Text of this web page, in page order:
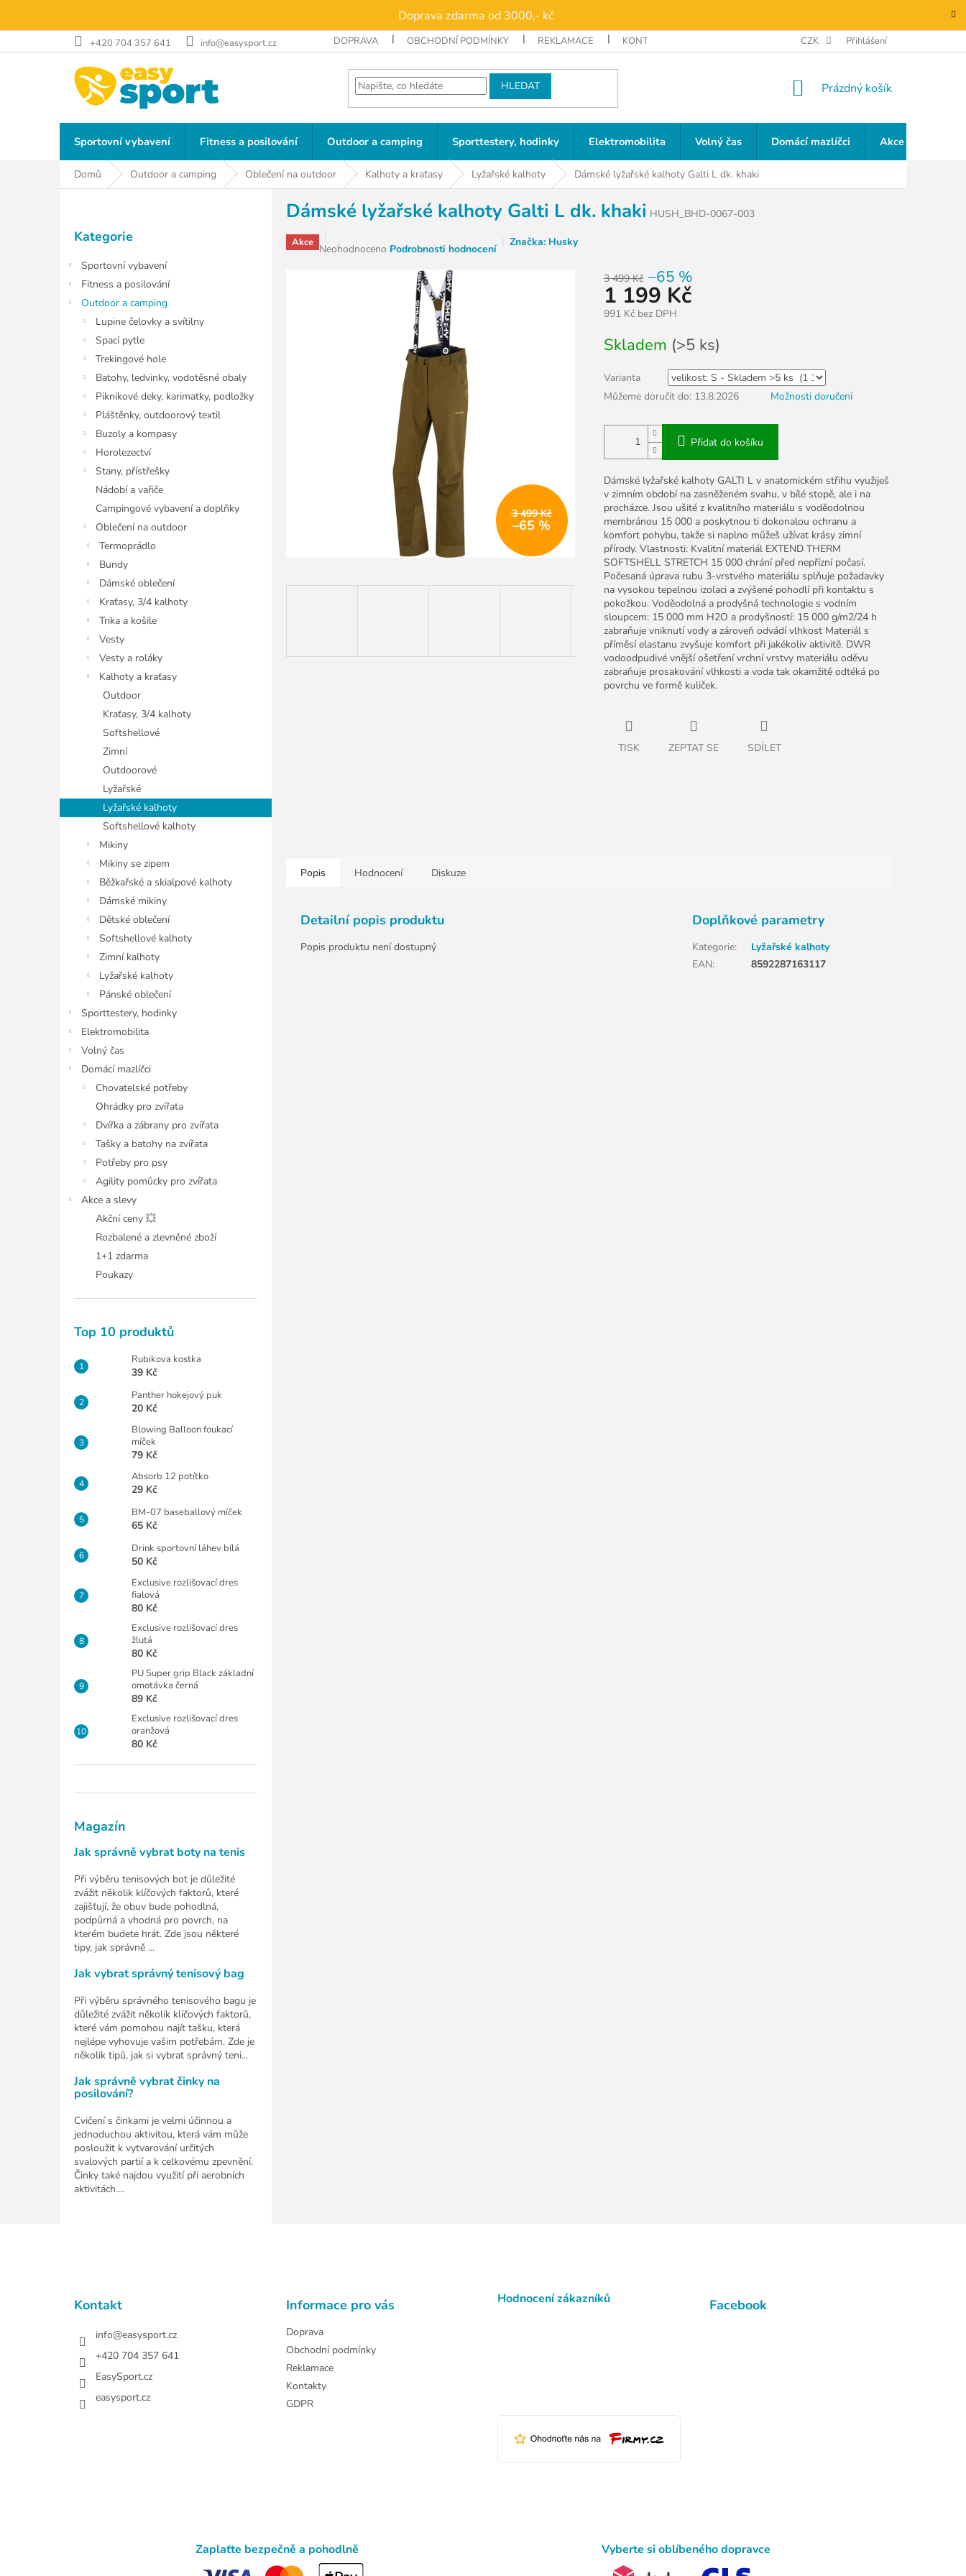
obsah
Doprava zdarma od 3000,- kč
+420 704 357 641 info@easysport.cz DOPRAVA OBCHODNÍ PODMÍNKY REKLAMACE KONTAKTY CZK Přihlášení
HLEDAT
NÁKUPNÍ
Prázdný košík
Sportovní vybavení Fitness a posilování Outdoor a camping Sporttestery, hodinky Elektromobilita Volný čas Domácí mazlíčci Akce a slevy
Domů Outdoor a camping Oblečení na outdoor Kalhoty a kraťasy Lyžařské kalhoty Dámské lyžařské kalhoty Galti L dk. khaki
P
kategorie
Kategorie
Sportovní vybavení
Fitness a posilování
Outdoor a camping
Lupine čelovky a svítilny
Spací pytle
Trekingové hole
Batohy, ledvinky, vodotěsné obaly
Piknikové deky, karimatky, podložky
Pláštěnky, outdoorový textil
Buzoly a kompasy
Horolezectví
Stany, přístřešky
Nádobí a vařiče
Campingové vybavení a doplňky
Oblečení na outdoor
Termoprádlo
Bundy
Dámské oblečení
Kraťasy, 3/4 kalhoty
Trika a košile
Vesty
Vesty a roláky
Kalhoty a kraťasy
Outdoor
Kraťasy, 3/4 kalhoty
Softshellové
Zimní
Outdoorové
Lyžařské
Lyžařské kalhoty
Softshellové kalhoty
Mikiny
Mikiny se zipem
Běžkařské a skialpové kalhoty
Dámské mikiny
Dětské oblečení
Softshellové kalhoty
Zimní kalhoty
Lyžařské kalhoty
Pánské oblečení
Sporttestery, hodinky
Elektromobilita
Volný čas
Domácí mazlíčci
Chovatelské potřeby
Ohrádky pro zvířata
Dvířka a zábrany pro zvířata
Tašky a batohy na zvířata
Potřeby pro psy
Agility pomůcky pro zvířata
Akce a slevy
Akční ceny 💥
Rozbalené a zlevněné zboží
1+1 zdarma
Poukazy
Top 10 produktů
Rubikova kostka
39 Kč
Panther hokejový puk
20 Kč
Blowing Balloon foukací
míček
79 Kč
Absorb 12 potítko
29 Kč
BM-07 baseballový míček
65 Kč
Drink sportovní láhev bílá
50 Kč
Exclusive rozlišovací dres
fialová
80 Kč
Exclusive rozlišovací dres
žlutá
80 Kč
PU Super grip Black základní
omotávka černá
89 Kč
Exclusive rozlišovací dres
oranžová
80 Kč
Magazín
Jak správně vybrat boty na tenis
Při výběru tenisových bot je důležité
zvážit několik klíčových faktorů, které
zajišťují, že obuv bude pohodlná,
podpůrná a vhodná pro povrch, na
kterém budete hrát. Zde jsou některé
tipy, jak správně ...
Jak vybrat správný tenisový bag
Při výběru správného tenisového bagu je
důležité zvážit několik klíčových faktorů,
které vám pomohou najít tašku, která
nejlépe vyhovuje vašim potřebám. Zde je
několik tipů, jak si vybrat správný teni...
Jak správně vybrat činky na
posilování?
Cvičení s činkami je velmi účinnou a
jednoduchou aktivitou, která vám může
posloužit k vytvarování určitých
svalových partií a k celkovému zpevnění.
Činky také najdou využití při aerobních
aktivitách....
Dámské lyžařské kalhoty Galti L dk. khaki HUSH_BHD-0067-003
Akce Průměrné
Neohodnoceno Podrobnosti hodnocení Značka: Husky
3 499 Kč
–65 %
3 499 Kč –65 %
1 199 Kč
991 Kč bez DPH
cena:
Skladem (>5 ks)
Varianta
Můžeme doručit do: 13.8.2026 Možnosti doručení
Přidat do košíku
Dámské lyžařské kalhoty GALTI L v anatomickém střihu využiješ
v zimním období na zasněženém svahu, v bílé stopě, ale i na
procházce. Jsou ušité z kvalitního materiálu s voděodolnou
membránou 15 000 a poskytnou ti dokonalou ochranu a
komfort pohybu, takže si naplno můžeš užívat krásy zimní
přírody. Vlastnosti: Kvalitní materiál EXTEND THERM
SOFTSHELL STRETCH 15 000 chrání před nepřízní počasí.
Počesaná úprava rubu 3-vrstvého materiálu splňuje požadavky
na vysokou tepelnou izolaci a zvýšené pohodlí při kontaktu s
pokožkou. Voděodolná a prodyšná technologie s vodním
sloupcem: 15 000 mm H2O a prodyšností: 15 000 g/m2/24 h
zabraňuje vniknutí vody a zároveň odvádí vlhkost Materiál s
příměsí elastanu zvyšuje komfort při jakékoliv aktivitě. DWR
vodoodpudivé vnější ošetření vrchní vrstvy materiálu oděvu
zabraňuje prosakování vlhkosti a voda tak okamžitě odtéká po
povrchu ve formě kuliček.
TISK ZEPTAT SE SDÍLET
Popis Hodnocení Diskuze
Detailní popis produktu
Popis produktu není dostupný
Doplňkové parametry
Kategorie:
Lyžařské kalhoty
EAN: 8592287163117
Kontakt
info@easysport.cz
+420 704 357 641
EasySport.cz
easysport.cz
Informace pro vás
Doprava
Obchodní podmínky
Reklamace
Kontakty
GDPR
Hodnocení zákazníků Facebook
Zaplaťte bezpečně a pohodlně Vyberte si oblíbeného dopravce